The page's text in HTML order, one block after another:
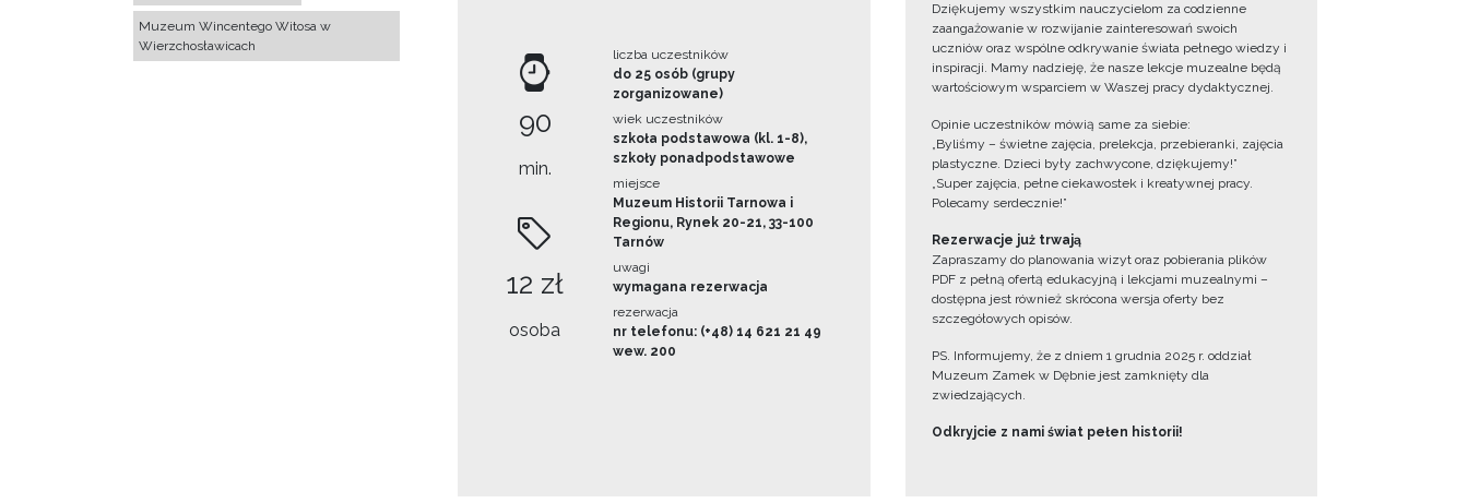
Muzeum Wincentego Witosa w
Wierzchosławicach
90
min.
12 zł
osoba
liczba uczestników
do 25 osób (grupy
zorganizowane)
wiek uczestników
szkoła podstawowa (kl. 1-8),
szkoły ponadpodstawowe
miejsce
Muzeum Historii Tarnowa i
Regionu, Rynek 20-21, 33-100
Tarnów
uwagi
wymagana rezerwacja
rezerwacja
nr telefonu: (+48) 14 621 21 49
wew. 200
Dziękujemy wszystkim nauczycielom za codzienne
zaangażowanie w rozwijanie zainteresowań swoich
uczniów oraz wspólne odkrywanie świata pełnego wiedzy i
inspiracji. Mamy nadzieję, że nasze lekcje muzealne będą
wartościowym wsparciem w Waszej pracy dydaktycznej.
Opinie uczestników mówią same za siebie:
„Byliśmy – świetne zajęcia, prelekcja, przebieranki, zajęcia
plastyczne. Dzieci były zachwycone, dziękujemy!”
„Super zajęcia, pełne ciekawostek i kreatywnej pracy.
Polecamy serdecznie!”
Rezerwacje już trwają
Zapraszamy do planowania wizyt oraz pobierania plików
PDF z pełną ofertą edukacyjną i lekcjami muzealnymi –
dostępna jest również skrócona wersja oferty bez
szczegółowych opisów.
PS. Informujemy, że z dniem 1 grudnia 2025 r. oddział
Muzeum Zamek w Dębnie jest zamknięty dla
zwiedzających.
Odkryjcie z nami świat pełen historii!